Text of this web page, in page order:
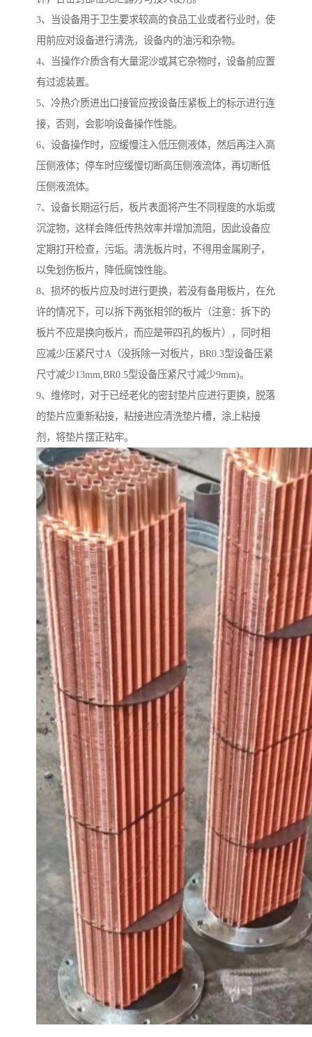
3、当设备用于卫生要求较高的食品工业或者行业时，使
用前应对设备进行清洗，设备内的油污和杂物。
4、当操作介质含有大量泥沙或其它杂物时，设备前应置
有过滤装置。
5、冷热介质进出口接管应按设备压紧板上的标示进行连
接，否则，会影响设备操作性能。
6、设备操作时，应缓慢注入低压侧液体，然后再注入高
压侧液体；停车时应缓慢切断高压侧液流体，再切断低
压侧液流体。
7、设备长期运行后，板片表面将产生不同程度的水垢或
沉淀物，这样会降低传热效率并增加流阻，因此设备应
定期打开检查，污垢。清洗板片时，不得用金属刷子，
以免划伤板片，降低腐蚀性能。
8、损坏的板片应及时进行更换，若没有备用板片，在允
许的情况下，可以拆下两张相邻的板片（注意：拆下的
板片不应是换向板片，而应是带四孔的板片），同时相
应减少压紧尺寸A（没拆除一对板片，BR0.3型设备压紧
尺寸减少13mm,BR0.5型设备压紧尺寸减少9mm)。
9、维修时，对于已经老化的密封垫片应进行更换，脱落
的垫片应重新粘接，粘接进应清洗垫片槽，涂上粘接
剂，将垫片摆正粘牢。